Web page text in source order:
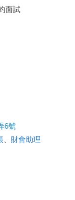
面試
6號
財會助理